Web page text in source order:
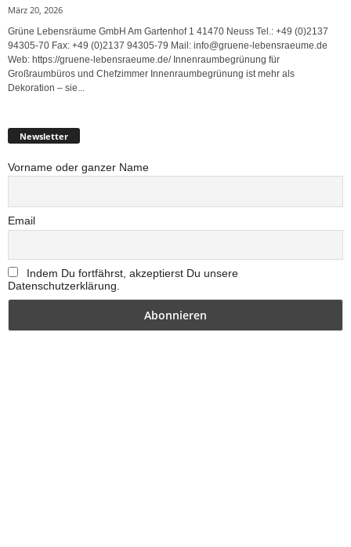
März 20, 2026
Grüne Lebensräume GmbH Am Gartenhof 1 41470 Neuss Tel.: +49 (0)2137
94305-70 Fax: +49 (0)2137 94305-79 Mail: info@gruene-lebensraeume.de
Web: https://gruene-lebensraeume.de/ Innenraumbegrünung für
Großraumbüros und Chefzimmer Innenraumbegrünung ist mehr als
Dekoration – sie...
Newsletter
Vorname oder ganzer Name
Email
Indem Du fortfährst, akzeptierst Du unsere
Datenschutzerklärung.